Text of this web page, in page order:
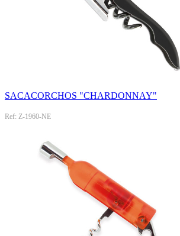
SACACORCHOS "CHARDONNAY"
Ref: Z-1960-NE